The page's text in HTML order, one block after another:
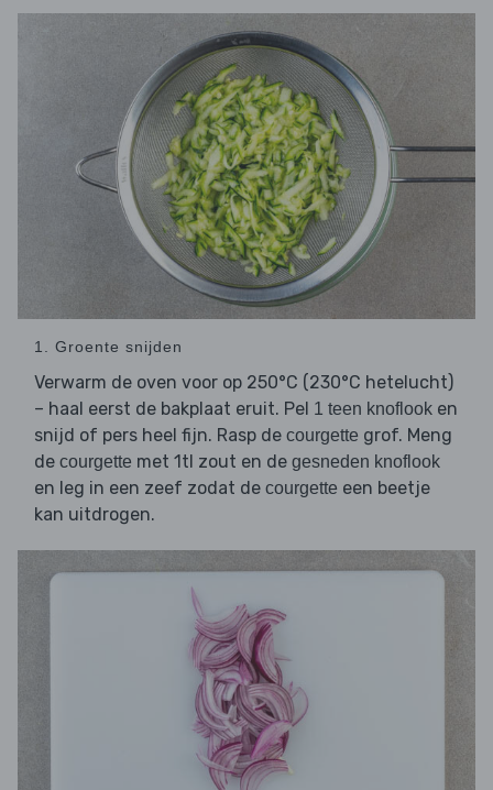
1. Groente snijden
Verwarm de oven voor op 250°C (230°C hetelucht)
– haal eerst de bakplaat eruit. Pel 1 teen knoflook en
snijd of pers heel fijn. Rasp de courgette grof. Meng
de courgette met 1tl zout en de gesneden knoflook
en leg in een zeef zodat de courgette een beetje
kan uitdrogen.